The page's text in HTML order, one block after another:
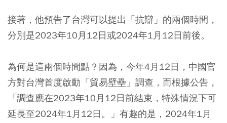
接著，他預告了台灣可以提出「抗辯」的兩個時間，
分別是2023年10月12日或2024年1月12日前後。
為何是這兩個時間點？因為，今年4月12日，中國官
方對台灣首度啟動「貿易壁壘」調查，而根據公告，
「調查應在2023年10月12日前結束，特殊情況下可
延長至2024年1月12日。」有趣的是，2024年1月